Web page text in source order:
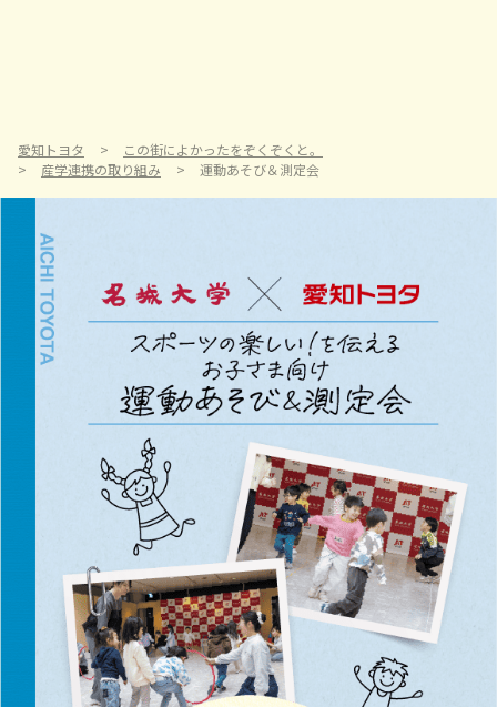
愛知トヨタ
この街によかったをぞくぞくと。
産学連携の取り組み
運動あそび＆測定会